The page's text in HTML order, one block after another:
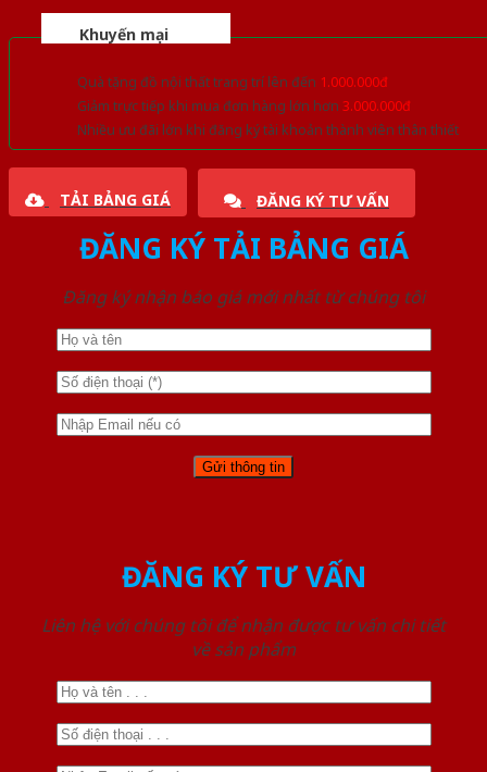
Khuyến mại
Quà tặng đồ nội thất trang trí lên đến 1.000.000đ
Giảm trực tiếp khi mua đơn hàng lớn hơn 3.000.000đ
Nhiều ưu đãi lớn khi đăng ký tài khoản thành viên thân thiết
TẢI BẢNG GIÁ ĐĂNG KÝ TƯ VẤN
ĐĂNG KÝ TẢI BẢNG GIÁ
Đăng ký nhận báo giá mới nhất từ chúng tôi
ĐĂNG KÝ TƯ VẤN
Liên hệ với chúng tôi để nhận được tư vấn chi tiết
về sản phẩm